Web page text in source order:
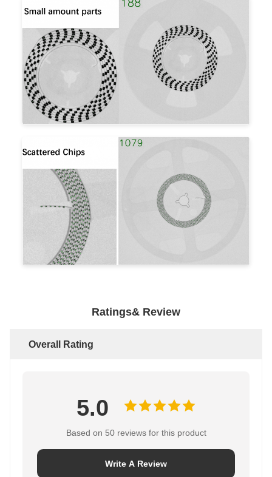
Ratings& Review
Overall Rating
5.0
Based on 50 reviews for this product
Write A Review